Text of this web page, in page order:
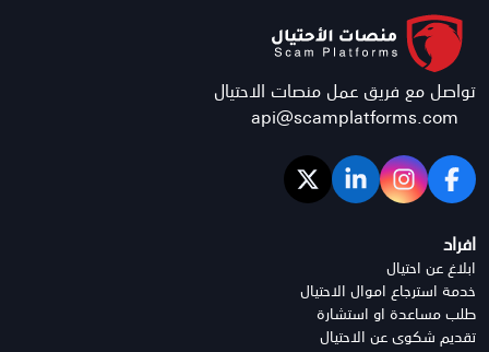
تواصل مع فريق عمل منصات الاحتيال
api@scamplatforms.com
افراد
ابلاغ عن احتيال
خدمة استرجاع اموال الاحتيال
طلب مساعدة او استشارة
تقديم شكوى عن الاحتيال